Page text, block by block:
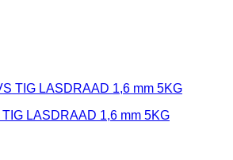
LASDRAAD 1,6 mm 5KG